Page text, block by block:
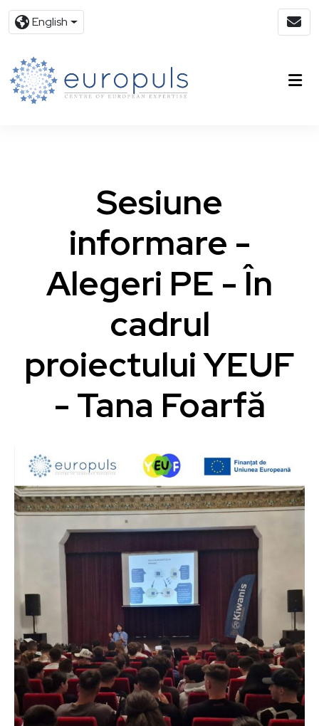
English
Sesiune
informare -
Alegeri PE - În
cadrul
proiectului YEUF
- Tana Foarfă